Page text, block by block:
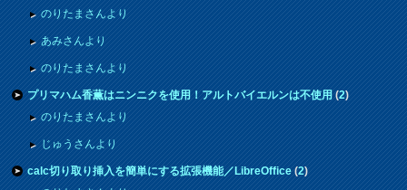
のりたまさんより
あみさんより
のりたまさんより
プリマハム香薫はニンニクを使用！アルトバイエルンは不使用(2)
のりたまさんより
じゅうさんより
calc切り取り挿入を簡単にする拡張機能／LibreOffice(2)